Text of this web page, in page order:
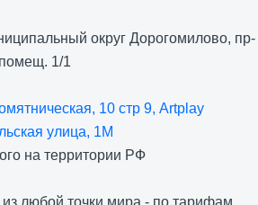
округ Дорогомилово, пр-
помещ. 1/1
10 стр 9, Artplay
улица, 1М
на территории РФ
любой точки мира - по тарифам